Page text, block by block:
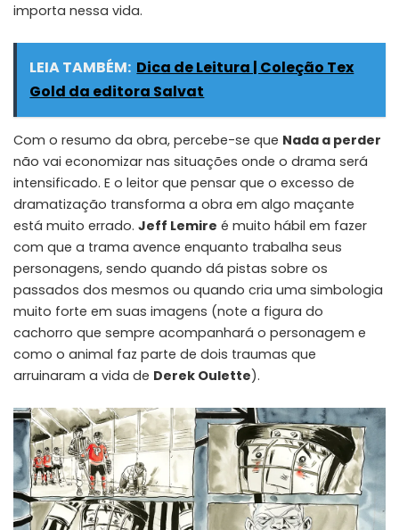
importa nessa vida.
LEIA TAMBÉM: Dica de Leitura | Coleção Tex
Gold da editora Salvat
Com o resumo da obra, percebe-se que Nada a perder
não vai economizar nas situações onde o drama será
intensificado. E o leitor que pensar que o excesso de
dramatização transforma a obra em algo maçante
está muito errado. Jeff Lemire é muito hábil em fazer
com que a trama avence enquanto trabalha seus
personagens, sendo quando dá pistas sobre os
passados dos mesmos ou quando cria uma simbologia
muito forte em suas imagens (note a figura do
cachorro que sempre acompanhará o personagem e
como o animal faz parte de dois traumas que
arruinaram a vida de Derek Oulette).